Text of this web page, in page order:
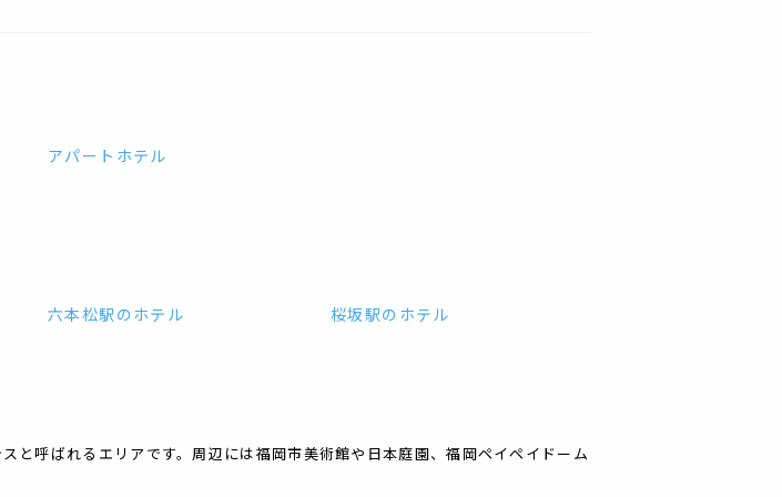
アパートホテル
六本松駅 の ホテル 桜坂駅の ホテル
と呼ばれるエリアです。周辺には福岡市美術館や日本庭園、福岡ペイペイドーム